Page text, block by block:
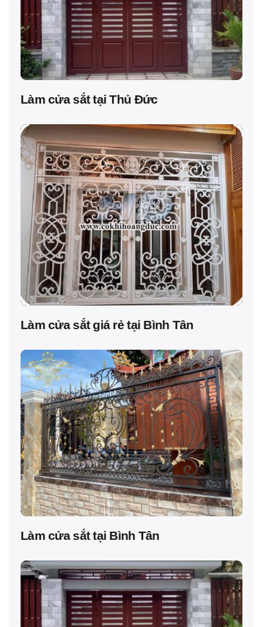
Làm cửa sắt tại Thủ Đức
Làm cửa sắt giá rẻ tại Bình Tân
Làm cửa sắt tại Bình Tân